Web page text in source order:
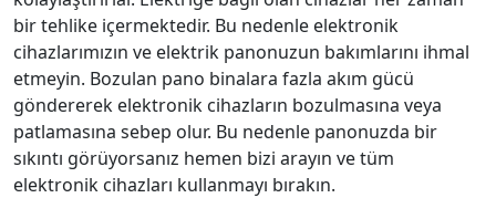
bir tehlike içermektedir. Bu nedenle elektronik
cihazlarımızın ve elektrik panonuzun bakımlarını ihmal
etmeyin. Bozulan pano binalara fazla akım gücü
göndererek elektronik cihazların bozulmasına veya
patlamasına sebep olur. Bu nedenle panonuzda bir
sıkıntı görüyorsanız hemen bizi arayın ve tüm
elektronik cihazları kullanmayı bırakın.